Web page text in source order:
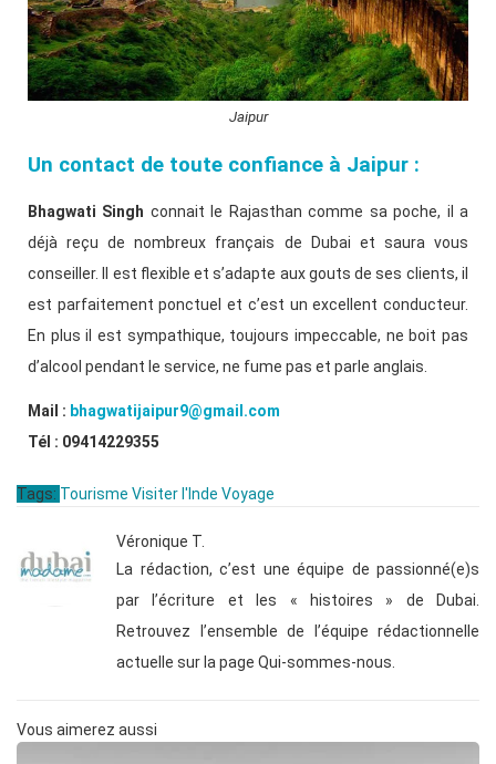
Jaipur
Un contact de toute confiance à Jaipur :
Bhagwati Singh connait le Rajasthan comme sa poche, il a
déjà reçu de nombreux français de Dubai et saura vous
conseiller. Il est flexible et s’adapte aux gouts de ses clients, il
est parfaitement ponctuel et c’est un excellent conducteur.
En plus il est sympathique, toujours impeccable, ne boit pas
d’alcool pendant le service, ne fume pas et parle anglais.
Mail : bhagwatijaipur9@gmail.com
Tél : 09414229355
Tags: Tourisme Visiter l'Inde Voyage
Véronique T.
La rédaction, c’est une équipe de passionné(e)s
par l’écriture et les « histoires » de Dubai.
Retrouvez l’ensemble de l’équipe rédactionnelle
actuelle sur la page Qui-sommes-nous.
Vous aimerez aussi